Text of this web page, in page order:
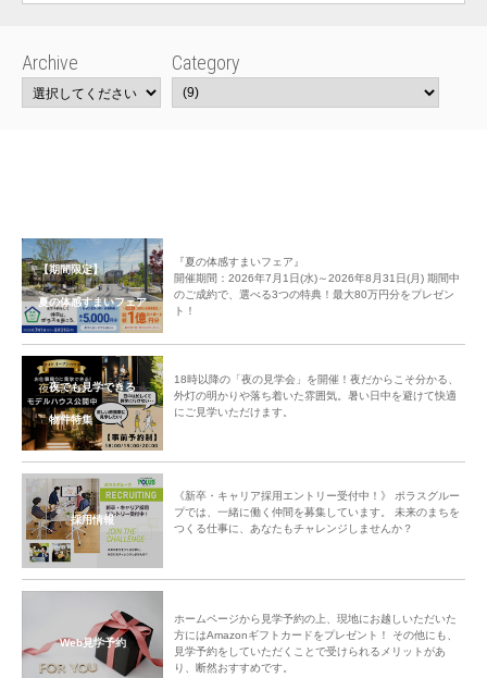
Archive Category
【期間限定】
夏の体感すまいフェア
『夏の体感すまいフェア』
開催期間：2026年7月1日(水)～2026年8月31日(月) 期間中
のご成約で、選べる3つの特典！最大80万円分をプレゼン
ト！
夜でも見学できる
物件特集
18時以降の「夜の見学会」を開催！夜だからこそ分かる、
外灯の明かりや落ち着いた雰囲気。暑い日中を避けて快適
にご見学いただけます。
採用情報
《新卒・キャリア採用エントリー受付中！》 ポラスグルー
プでは、一緒に働く仲間を募集しています。 未来のまちを
つくる仕事に、あなたもチャレンジしませんか？
Web見学予約
ホームページから見学予約の上、現地にお越しいただいた
方にはAmazonギフトカードをプレゼント！ その他にも、
見学予約をしていただくことで受けられるメリットがあ
り、断然おすすめです。